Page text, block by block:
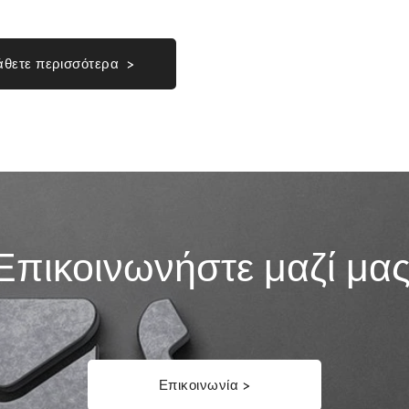
περισσότερα >
μαζί
Επικοινωνία >